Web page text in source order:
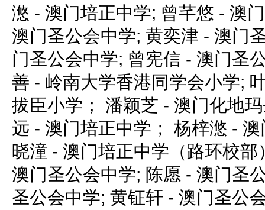
滺 - 澳门培正中学; 曾芊悠 - 澳
澳门圣公会中学; 黄奕津 - 澳门
门圣公会中学; 曾宪信 - 澳门圣
善 - 岭南大学香港同学会小学;
拔臣小学； 潘颖芝 - 澳门化地
远 - 澳门培正中学； 杨梓滺 -
晓潼 - 澳门培正中学（路环校
澳门圣公会中学; 陈愿 - 澳门圣
圣公会中学; 黄钲轩 - 澳门圣公